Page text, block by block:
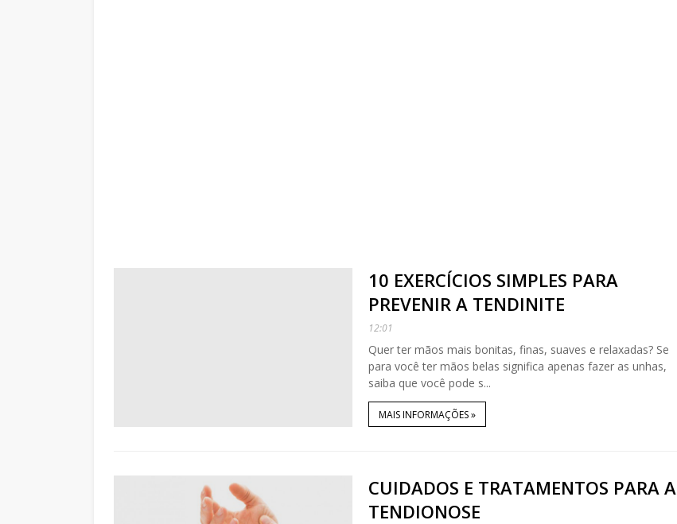
10 EXERCÍCIOS SIMPLES PARA
PREVENIR A TENDINITE
12:01
Quer ter mãos mais bonitas, finas, suaves e relaxadas? Se
para você ter mãos belas significa apenas fazer as unhas,
saiba que você pode s...
MAIS INFORMAÇÕES »
CUIDADOS E TRATAMENTOS PARA A
TENDIONOSE